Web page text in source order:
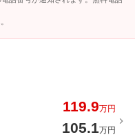
119.9万円
105.1万円